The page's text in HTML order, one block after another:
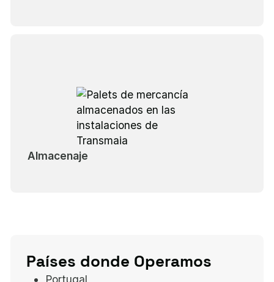
Almacenaje
Países donde Operamos
Portugal